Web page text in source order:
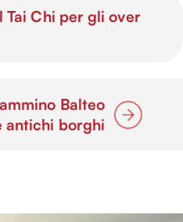
Tai Chi per gli over
Balteo
antichi borghi